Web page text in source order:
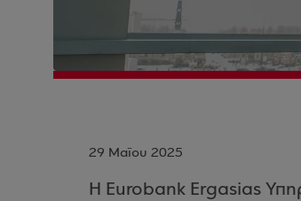
29 Μαΐου 2025
Η Eurobank Ergasias